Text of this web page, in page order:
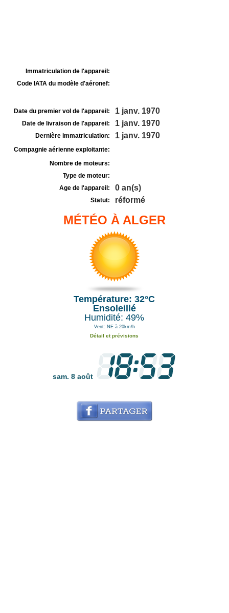
Immatriculation de l'appareil:
Code IATA du modèle d'aéronef:
Date du premier vol de l'appareil: 1 janv. 1970
Date de livraison de l'appareil: 1 janv. 1970
Dernière immatriculation: 1 janv. 1970
Compagnie aérienne exploitante:
Nombre de moteurs:
Type de moteur:
Age de l'appareil:
0 an(s)
Statut: réformé
MÉTÉO À ALGER
Température: 32°C
Ensoleillé
Humidité: 49%
Vent: NE à 20km/h
Détail et prévisions
sam. 8 août